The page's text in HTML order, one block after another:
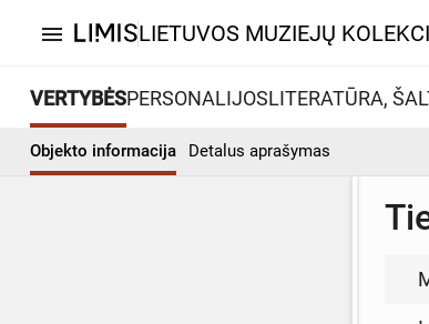
menu LIETUVOS MUZIEJŲ
VERTYBĖSPERSONALIJOSLITERATŪRA,
Objekto informacija Detalus aprašymas